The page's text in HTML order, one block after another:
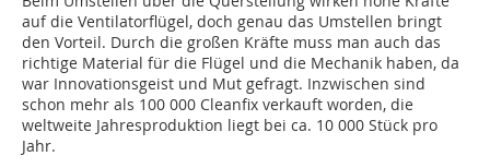
auf die Ventilatorflügel, doch genau das Umstellen bringt
den Vorteil. Durch die großen Kräfte muss man auch das
richtige Material für die Flügel und die Mechanik haben, da
war Innovationsgeist und Mut gefragt. Inzwischen sind
schon mehr als 100 000 Cleanfix verkauft worden, die
weltweite Jahresproduktion liegt bei ca. 10 000 Stück pro
Jahr.